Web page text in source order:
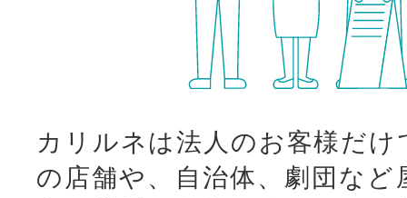
カリルネは法人のお客様だ
の店舗や、自治体、劇団な